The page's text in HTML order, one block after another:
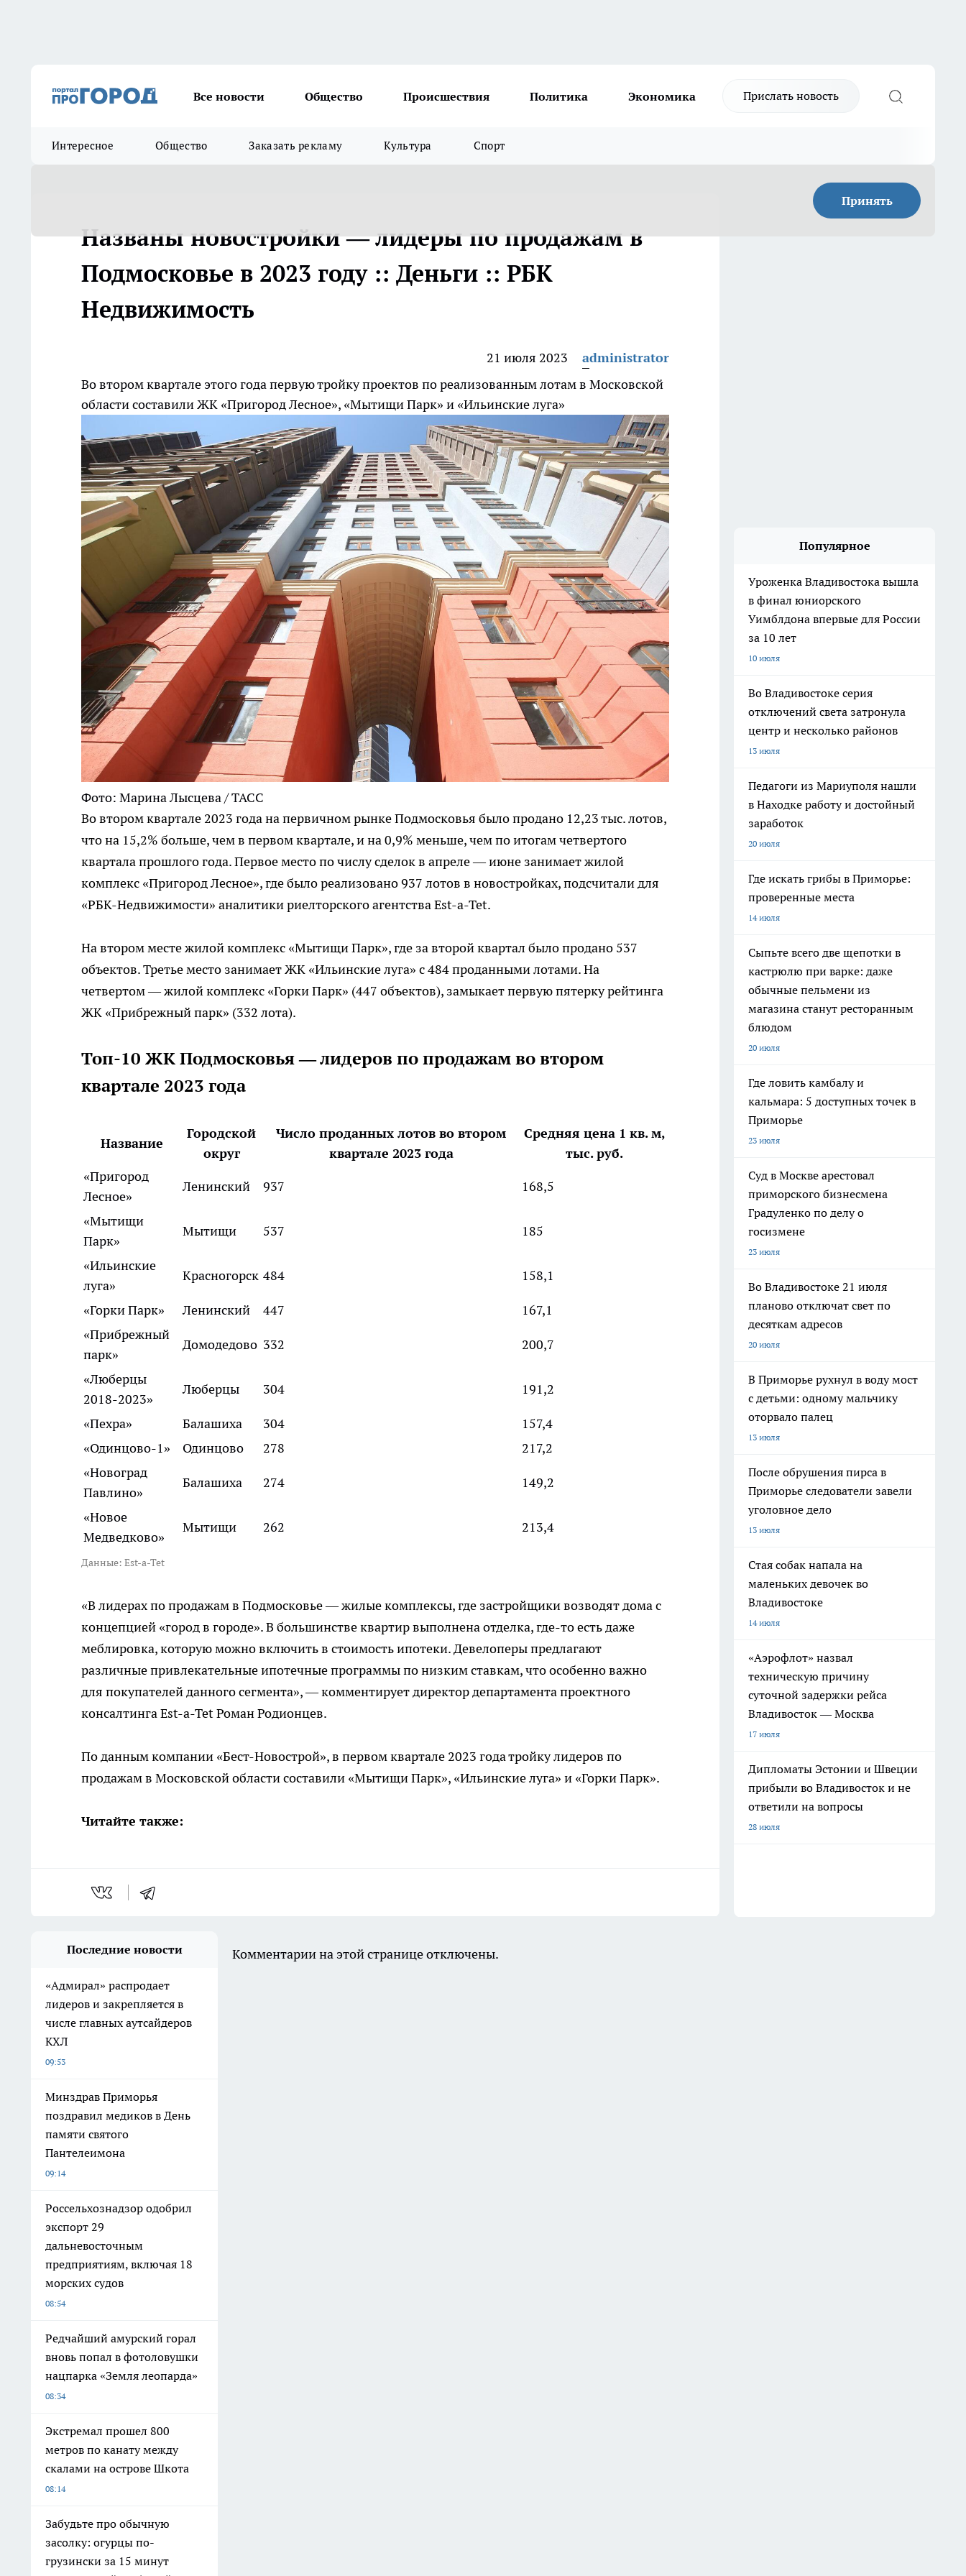
Все новости Общество Происшествия Политика Экономика Прислать новость
Интересное Общество Заказать рекламу Культура Спорт
Принять
Названы новостройки — лидеры по продажам в
Подмосковье в 2023 году :: Деньги :: РБК
Недвижимость
21 июля 2023
administrator
Во втором квартале этого года первую тройку проектов по реализованным лотам в Московской
области составили ЖК «Пригород Лесное», «Мытищи Парк» и «Ильинские луга»
Фото: Марина Лысцева / ТАСС
Во втором квартале 2023 года на первичном рынке Подмосковья было продано 12,23 тыс. лотов,
что на 15,2% больше, чем в первом квартале, и на 0,9% меньше, чем по итогам четвертого
квартала прошлого года. Первое место по числу сделок в апреле — июне занимает жилой
комплекс «Пригород Лесное», где было реализовано 937 лотов в новостройках, подсчитали для
«РБК-Недвижимости» аналитики риелторского агентства Est-a-Tet.
На втором месте жилой комплекс «Мытищи Парк», где за второй квартал было продано 537
объектов. Третье место занимает ЖК «Ильинские луга» с 484 проданными лотами. На
четвертом — жилой комплекс «Горки Парк» (447 объектов), замыкает первую пятерку рейтинга
ЖК «Прибрежный парк» (332 лота).
Топ-10 ЖК Подмосковья — лидеров по продажам во втором
квартале 2023 года
Название
Городской
округ
Число проданных лотов во втором
квартале 2023 года
Средняя цена 1 кв. м,
тыс. руб.
«Пригород
Лесное»
Ленинский 937 168,5
«Мытищи
Парк»
Мытищи 537 185
«Ильинские
луга»
Красногорск 484 158,1
«Горки Парк» Ленинский 447
167,1
«Прибрежный
парк»
Домодедово 332 200,7
«Люберцы
2018-2023»
Люберцы 304 191,2
«Пехра» Балашиха 304
157,4
«Одинцово-1»
Одинцово 278
217,2
«Новоград
Павлино»
Балашиха 274 149,2
«Новое
Медведково»
Мытищи 262 213,4
Данные: Est-a-Tet
«В лидерах по продажам в Подмосковье — жилые комплексы, где застройщики возводят дома с
концепцией «город в городе». В большинстве квартир выполнена отделка, где-то есть даже
меблировка, которую можно включить в стоимость ипотеки. Девелоперы предлагают
различные привлекательные ипотечные программы по низким ставкам, что особенно важно
для покупателей данного сегмента», — комментирует директор департамента проектного
консалтинга Est-a-Tet Роман Родионцев.
По данным компании «Бест-Новострой», в первом квартале 2023 года тройку лидеров по
продажам в Московской области составили «Мытищи Парк», «Ильинские луга» и «Горки Парк».
Читайте также:
Популярное
Уроженка Владивостока вышла
в финал юниорского
Уимблдона впервые для России
за 10 лет
10 июля
Во Владивостоке серия
отключений света затронула
центр и несколько районов
13 июля
Педагоги из Мариуполя нашли
в Находке работу и достойный
заработок
20 июля
Где искать грибы в Приморье:
проверенные места
14 июля
Сыпьте всего две щепотки в
кастрюлю при варке: даже
обычные пельмени из
магазина станут ресторанным
блюдом
20 июля
Где ловить камбалу и
кальмара: 5 доступных точек в
Приморье
23 июля
Суд в Москве арестовал
приморского бизнесмена
Градуленко по делу о
госизмене
23 июля
Во Владивостоке 21 июля
планово отключат свет по
десяткам адресов
20 июля
В Приморье рухнул в воду мост
с детьми: одному мальчику
оторвало палец
13 июля
После обрушения пирса в
Приморье следователи завели
уголовное дело
13 июля
Стая собак напала на
маленьких девочек во
Владивостоке
14 июля
«Аэрофлот» назвал
техническую причину
суточной задержки рейса
Владивосток — Москва
17 июля
Дипломаты Эстонии и Швеции
прибыли во Владивосток и не
ответили на вопросы
28 июля
Последние новости
«Адмирал» распродает
лидеров и закрепляется в
числе главных аутсайдеров
КХЛ
09:53
Минздрав Приморья
поздравил медиков в День
памяти святого
Пантелеимона
09:14
Россельхознадзор одобрил
экспорт 29
дальневосточным
предприятиям, включая 18
морских судов
08:54
Редчайший амурский горал
вновь попал в фотоловушки
нацпарка «Земля леопарда»
08:34
Экстремал прошел 800
метров по канату между
скалами на острове Шкота
08:14
Забудьте про обычную
засолку: огурцы по-
грузински за 15 минут
Комментарии на этой странице отключены.